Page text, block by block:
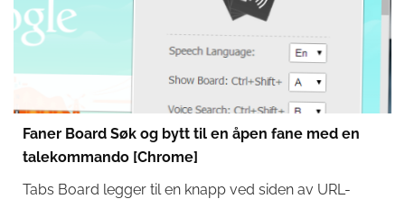
Faner Board Søk og bytt til en åpen fane med en
talekommando [Chrome]
Tabs Board legger til en knapp ved siden av URL-